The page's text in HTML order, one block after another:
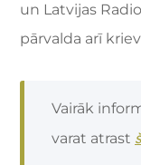
un Latvijas
pārvalda arī
Vairāk
varat atrast